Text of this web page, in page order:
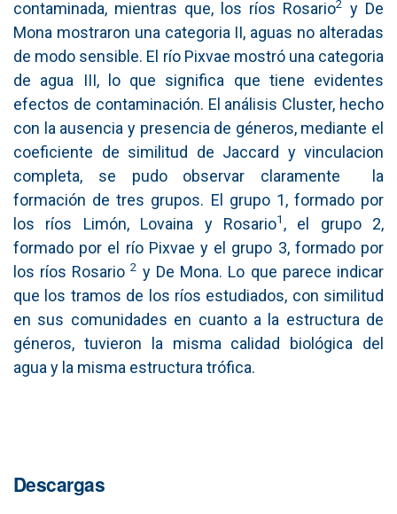
contaminada, mientras que, los ríos Rosario2 y De
Mona mostraron una categoria II, aguas no alteradas
de modo sensible. El río Pixvae mostró una categoria
de agua III, lo que significa que tiene evidentes
efectos de contaminación. El análisis Cluster, hecho
con la ausencia y presencia de géneros, mediante el
coeficiente de similitud de Jaccard y vinculacion
completa, se pudo observar claramente la
formación de tres grupos. El grupo 1, formado por
los ríos Limón, Lovaina y Rosario1 , el grupo 2,
formado por el río Pixvae y el grupo 3, formado por
los ríos Rosario 2 y De Mona. Lo que parece indicar
que los tramos de los ríos estudiados, con similitud
en sus comunidades en cuanto a la estructura de
géneros, tuvieron la misma calidad biológica del
agua y la misma estructura trófica.
Descargas